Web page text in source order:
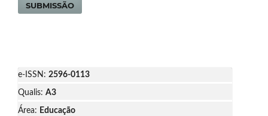
SUBMISSÃO
e-ISSN: 2596-0113
Qualis: A3
Área: Educação